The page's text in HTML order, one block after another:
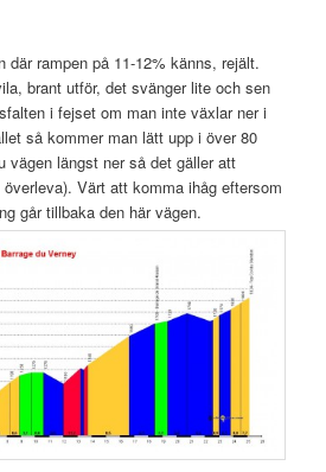
där rampen på 11-12% känns, rejält.
brant utför, det svänger lite och sen
i fejset om man inte växlar ner i
så kommer man lätt upp i över 80
vägen längst ner så det gäller att
Värt att komma ihåg eftersom
går tillbaka den här vägen.